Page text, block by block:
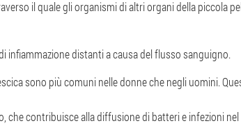
il quale gli organismi di altri organi della piccola
infiammazione distanti a causa del flusso sanguigno.
sono più comuni nelle donne che negli uomini.
che contribuisce alla diffusione di batteri e infezioni